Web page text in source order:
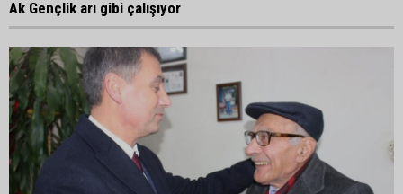
Ak Gençlik arı gibi çalışıyor